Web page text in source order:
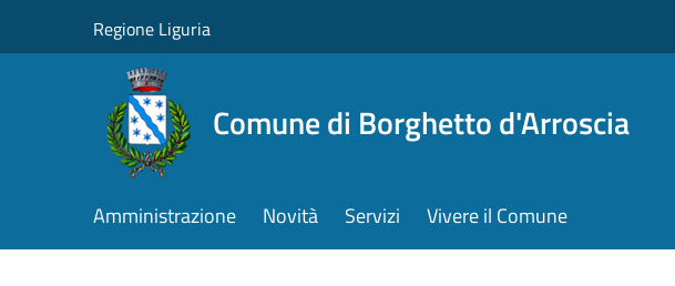
Regione Liguria
Comune di Borghetto d'Arroscia
Amministrazione Novità Servizi Vivere il Comune